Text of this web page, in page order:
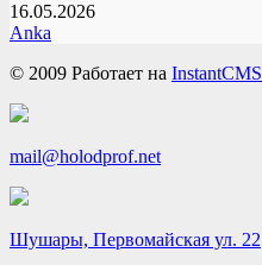
16.05.2026
Anka
© 2009 Работает на InstantCMS
mail@holodprof.net
Шушары, Первомайская ул. 22